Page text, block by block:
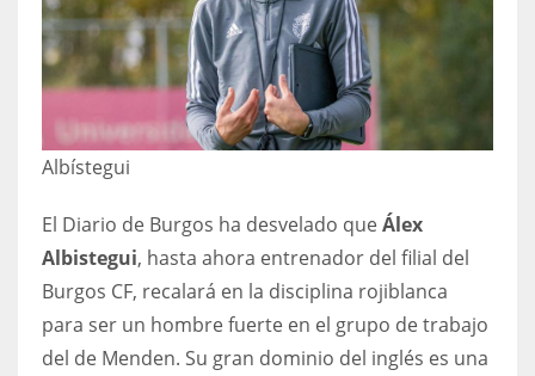
16
OAK
24
MIA
17
Albístegui
El Diario de Burgos ha desvelado queÁlex
Albistegui, hasta ahora entrenador del filial del
Burgos CF, recalará en la disciplina rojiblanca
para ser un hombre fuerte en el grupo de trabajo
del de Menden. Su gran dominio del inglés es una